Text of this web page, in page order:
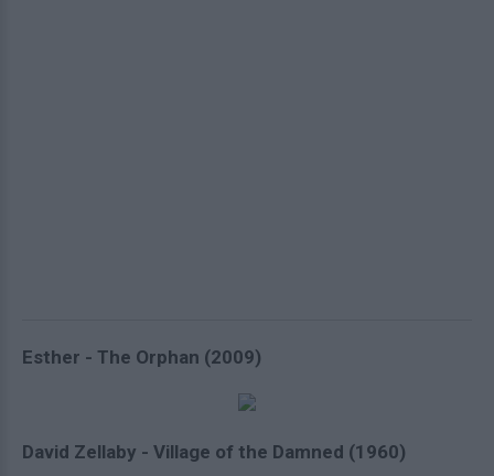
Esther - The Orphan (2009)
David Zellaby - Village of the Damned (1960)